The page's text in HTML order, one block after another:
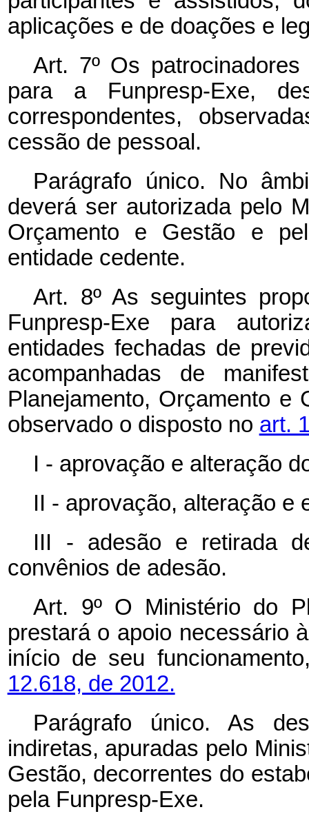
aplicações e de doações e
Art. 7º Os
para a Funpresp-Exe,
correspondentes,
cessão de pessoal.
Parágrafo único. No
deverá ser autorizada pelo
Orçamento e Gestão e
entidade cedente.
Art. 8º As seguintes
Funpresp-Exe para
entidades fechadas de
acompanhadas de
Planejamento, Orçamento e
observado o disposto no art.
I - aprovação e alteração
II - aprovação, alteração e
III - adesão e retirada
convênios de adesão.
Art. 9º O Ministério do
prestará o apoio necessário
início de seu
12.618, de 2012.
Parágrafo único. As
indiretas, apuradas pelo
Gestão, decorrentes do
pela Funpresp-Exe.